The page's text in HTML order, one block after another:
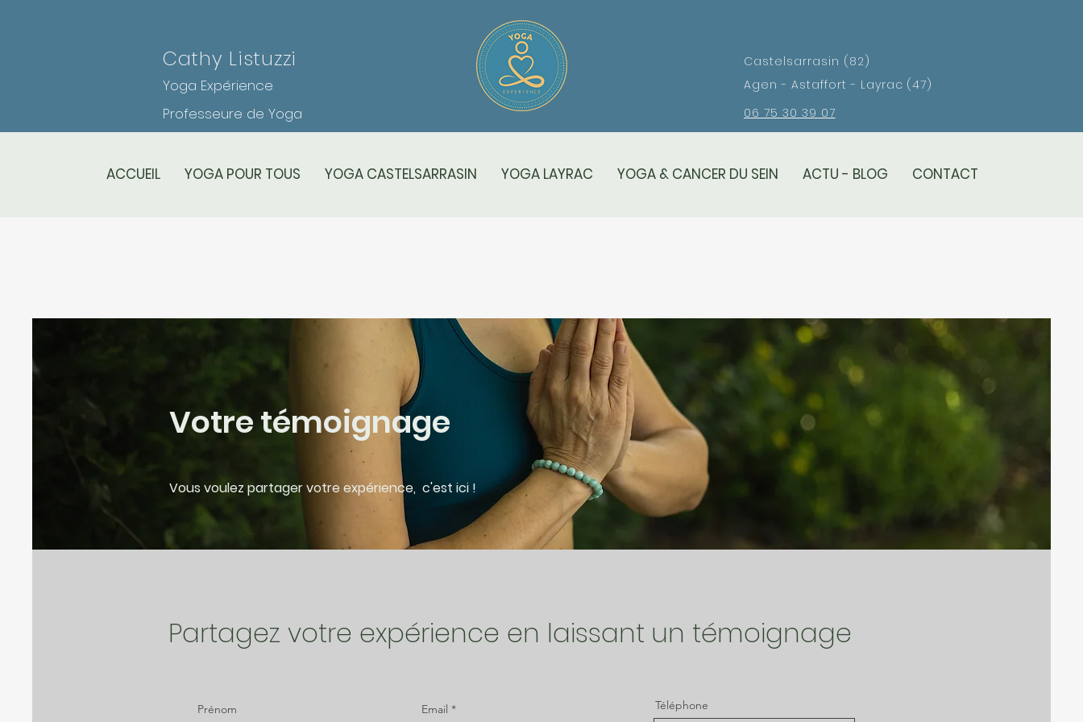
Cathy Listuzzi
Professeure de Yoga
Yoga Expérience
Castelsarrasin (82)
Agen - Astaffort - Layrac (47)
06 75 30 39 07
ACCUEIL YOGA POUR TOUS YOGA CASTELSARRASIN YOGA LAYRAC YOGA & CANCER DU SEIN ACTU - BLOG CONTACT
Votre témoignage
Vous voulez partager votre expérience, c'est ici !
Partagez votre expérience en laissant un témoignage
Prénom Email Téléphone